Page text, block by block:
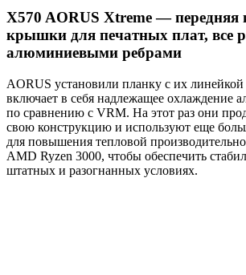
X570 AORUS Xtreme — передняя
крышки для печатных плат, все
алюминиевыми ребрами
AORUS установили планку с их линейкой
включает в себя надлежащее охлаждение
по сравнению с VRM. На этот раз они
свою конструкцию и используют еще
для повышения тепловой
AMD Ryzen 3000, чтобы обеспечить
штатных и разогнанных условиях.